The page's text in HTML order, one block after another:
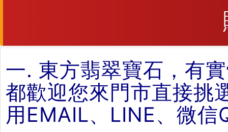
一. 東方翡翠寶石，有
都歡迎您來門市直接挑
用EMAIL、LINE、微信